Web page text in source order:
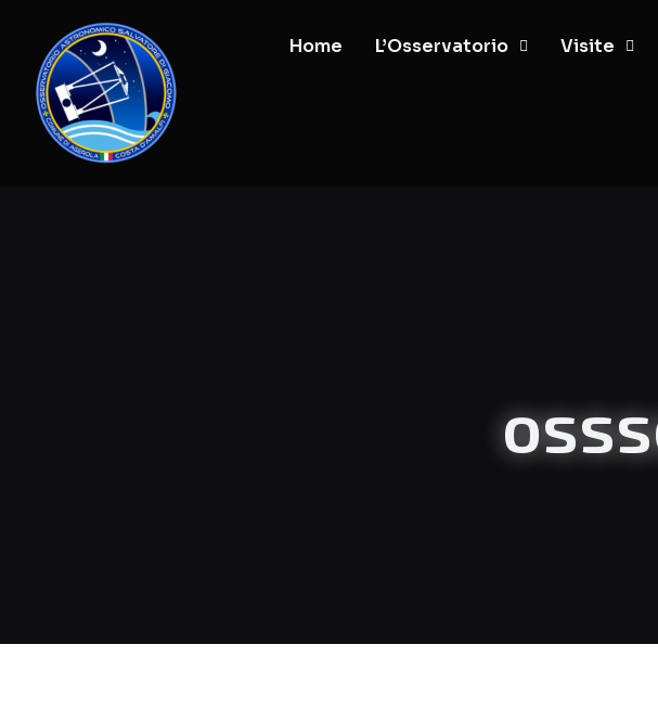
Home L’Osservatorio Visite